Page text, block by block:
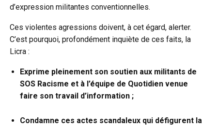
d’expression militantes conventionnelles.
Ces violentes agressions doivent, à cet égard, alerter.
C’est pourquoi, profondément inquiète de ces faits, la
Licra :
Exprime pleinement son soutien aux militants de
SOS Racisme et à l’équipe de Quotidien venue
faire son travail d’information ;
Condamne ces actes scandaleux qui défigurent la